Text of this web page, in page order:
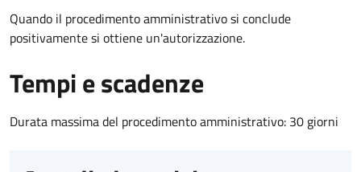
Quando il procedimento amministrativo si conclude
positivamente si ottiene un'autorizzazione.
Tempi e scadenze
Durata massima del procedimento amministrativo: 30 giorni